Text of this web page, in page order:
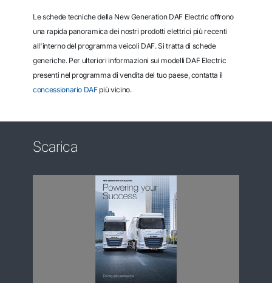
Le schede tecniche della New Generation DAF Electric offrono
una rapida panoramica dei nostri prodotti elettrici più recenti
all'interno del programma veicoli DAF. Si tratta di schede
generiche. Per ulteriori informazioni sui modelli DAF Electric
presenti nel programma di vendita del tuo paese, contatta il
concessionario DAFpiù vicino.
Scarica